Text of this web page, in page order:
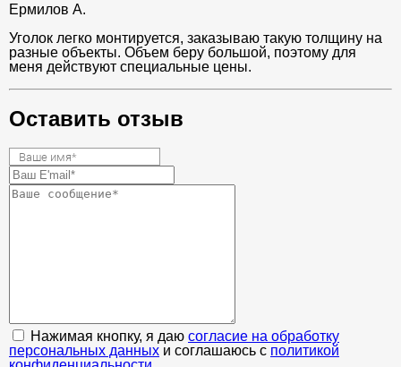
Ермилов А.
Уголок легко монтируется, заказываю такую толщину на
разные объекты. Объем беру большой, поэтому для
меня действуют специальные цены.
Оставить отзыв
Нажимая кнопку, я даю согласие на обработку
персональных данных и соглашаюсь с политикой